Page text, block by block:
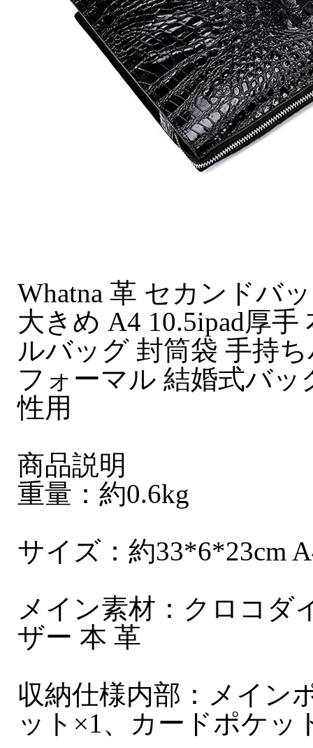
Whatna 革 セカンドバ
大きめ A4 10.5ipad厚
ルバッグ 封筒袋 手持
フォーマル 結婚式バ
性用
商品説明
重量：約0.6kg
サイズ：約33*6*23cm
メイン素材：クロコダ
ザー 本 革
収納仕様内部：メイン
ット×1、カードポケッ